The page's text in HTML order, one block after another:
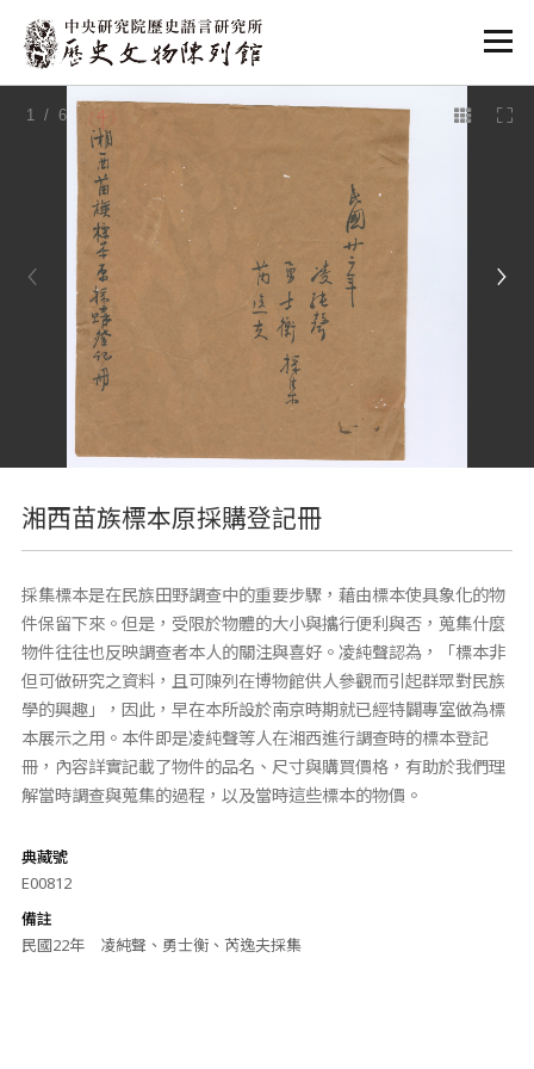
:::
1 / 6
湘西苗族標本原採購登記冊
採集標本是在民族田野調查中的重要步驟，藉由標本使具象化的物
件保留下來。但是，受限於物體的大小與攜行便利與否，蒐集什麼
物件往往也反映調查者本人的關注與喜好。凌純聲認為，「標本非
但可做研究之資料，且可陳列在博物館供人參觀而引起群眾對民族
學的興趣」，因此，早在本所設於南京時期就已經特闢專室做為標
本展示之用。本件即是凌純聲等人在湘西進行調查時的標本登記
冊，內容詳實記載了物件的品名、尺寸與購買價格，有助於我們理
解當時調查與蒐集的過程，以及當時這些標本的物價。
典藏號
E00812
備註
民國22年 凌純聲、勇士衡、芮逸夫採集